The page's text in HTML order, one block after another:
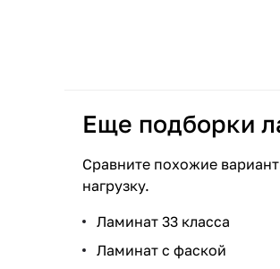
Еще подборки
Сравните похожие
нагрузку.
Ламинат 33 класса
Ламинат с фаской